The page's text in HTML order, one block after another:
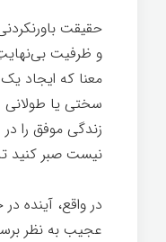
حقیقت
و ظرفیت
معنا که ایجاد
سختی یا طولانی
زندگی موفق را
نیست صبر کنید
در واقع،
عجیب به نظر